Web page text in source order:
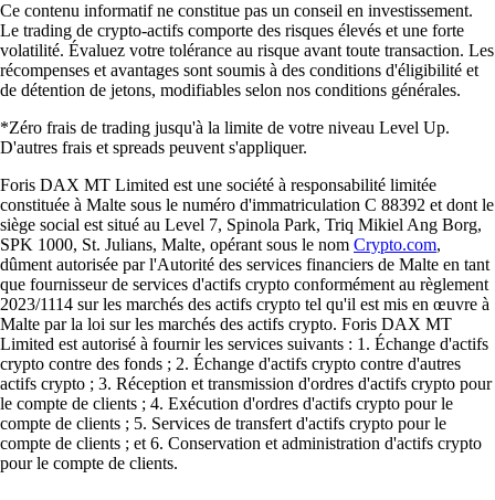
Ce contenu informatif ne constitue pas un conseil en investissement.
Le trading de crypto-actifs comporte des risques élevés et une forte
volatilité. Évaluez votre tolérance au risque avant toute transaction. Les
récompenses et avantages sont soumis à des conditions d'éligibilité et
de détention de jetons, modifiables selon nos conditions générales.
*Zéro frais de trading jusqu'à la limite de votre niveau Level Up.
D'autres frais et spreads peuvent s'appliquer.
Foris DAX MT Limited est une société à responsabilité limitée
constituée à Malte sous le numéro d'immatriculation C 88392 et dont le
siège social est situé au Level 7, Spinola Park, Triq Mikiel Ang Borg,
SPK 1000, St. Julians, Malte, opérant sous le nom Crypto.com,
dûment autorisée par l'Autorité des services financiers de Malte en tant
que fournisseur de services d'actifs crypto conformément au règlement
2023/1114 sur les marchés des actifs crypto tel qu'il est mis en œuvre à
Malte par la loi sur les marchés des actifs crypto. Foris DAX MT
Limited est autorisé à fournir les services suivants : 1. Échange d'actifs
crypto contre des fonds ; 2. Échange d'actifs crypto contre d'autres
actifs crypto ; 3. Réception et transmission d'ordres d'actifs crypto pour
le compte de clients ; 4. Exécution d'ordres d'actifs crypto pour le
compte de clients ; 5. Services de transfert d'actifs crypto pour le
compte de clients ; et 6. Conservation et administration d'actifs crypto
pour le compte de clients.